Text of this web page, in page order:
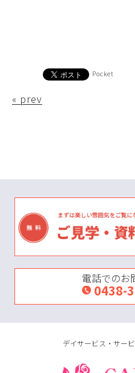
Pocket
« prev
電話でのお
0438-
デイサービス・サー